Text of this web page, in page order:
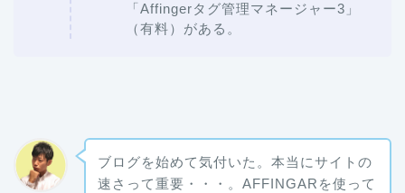
「Affingerタグ管理マネージャー3」
（有料）がある。
ブログを始めて気付いた。本当にサイトの
速さって重要・・・。AFFINGARを使って